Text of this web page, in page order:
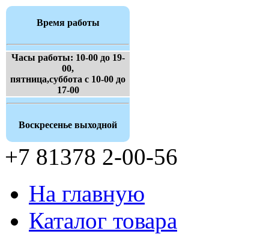
Время работы
Часы работы: 10-00 до 19-
00,
пятница,суббота с 10-00 до
17-00
Воскресенье выходной
+7 81378 2-00-56
На главную
Каталог товара